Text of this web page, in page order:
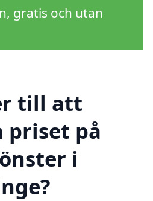
gratis och utan
till att
priset på
i